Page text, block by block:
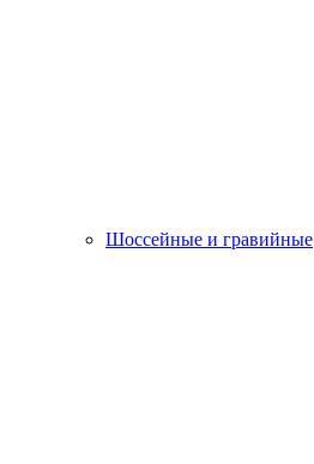
Шоссейные и гравийные